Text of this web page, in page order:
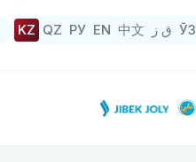
KZ QZ РУ EN 中文 ق ز ЎЗ